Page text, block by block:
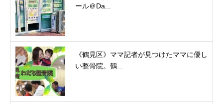
ール＠Da...
《鶴見区》ママ記者が見つけたママに優し
い整骨院。鶴...